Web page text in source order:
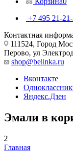
+7 495 21-
Контактная
111524, Город
Перово, ул
shop@belinka.ru
Вконтакте
Яндекс.Дзен
Эмали в
2
Главная